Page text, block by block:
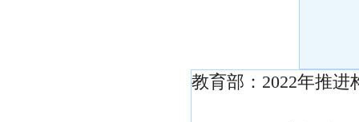
教育部：2022年推